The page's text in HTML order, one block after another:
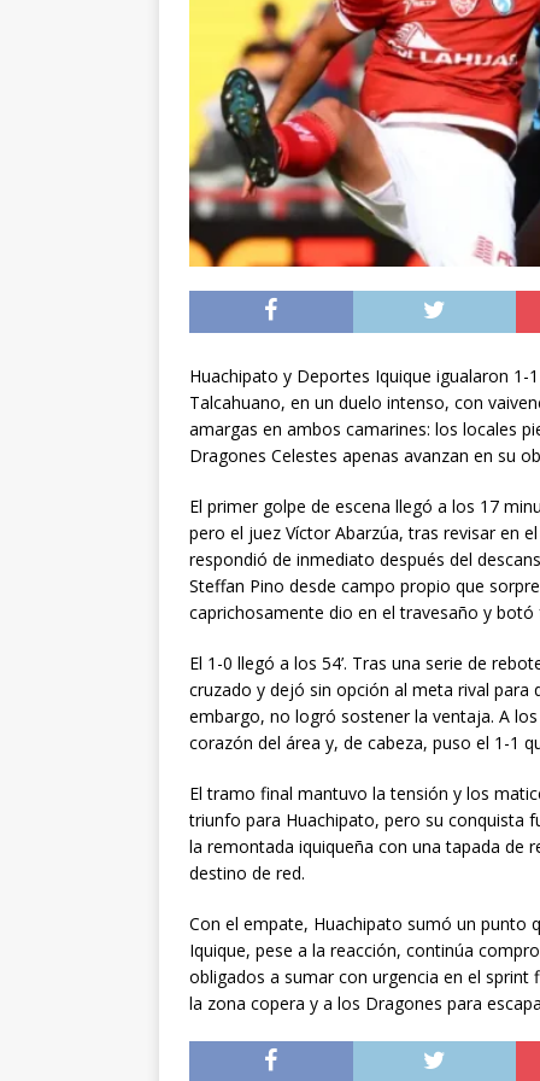
[ 05/08/2026 ]
Iquique
DEPORTES
[ 05/08/2026 ]
público del sector
[ 06/08/2026 ]
El
noviembre
Huachipato y Deportes Iquique igualaron 1-
Talcahuano, en un duelo intenso, con
amargas en ambos camarines: los locales
Dragones Celestes apenas avanzan en su
El primer golpe de escena llegó a los 17
pero el juez Víctor Abarzúa, tras revisar en
respondió de inmediato después del
Steffan Pino desde campo propio que
caprichosamente dio en el travesaño y botó
El 1-0 llegó a los 54’. Tras una serie de
cruzado y dejó sin opción al meta rival para
embargo, no logró sostener la ventaja. A los
corazón del área y, de cabeza, puso el 1-1
El tramo final mantuvo la tensión y los
triunfo para Huachipato, pero su conquista
la remontada iquiqueña con una tapada
destino de red.
Con el empate, Huachipato sumó un punto
Iquique, pese a la reacción, continúa
obligados a sumar con urgencia en el
la zona copera y a los Dragones para